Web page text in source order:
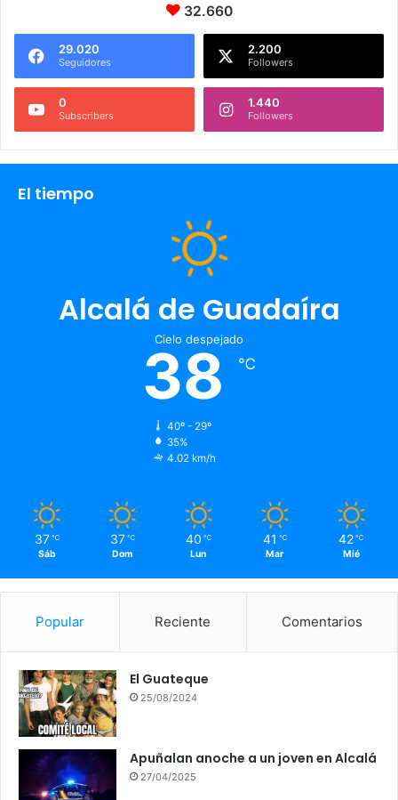
32.660
29.020
Seguidores
2.200
Followers
0
Subscribers
1.440
Followers
El tiempo
Alcalá de Guadaíra
Cielo despejado
38 ℃
40º - 29º
35%
4.02 km/h
37 ℃
Sáb
37 ℃
Dom
40 ℃
Lun
41 ℃
Mar
42 ℃
Mié
Popular Reciente Comentarios
El Guateque
25/08/2024
Apuñalan anoche a un joven en Alcalá
27/04/2025